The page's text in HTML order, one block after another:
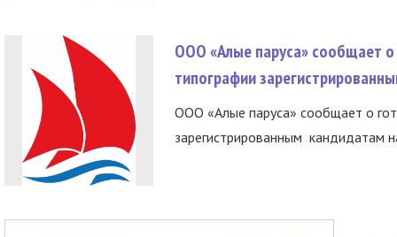
ООО «Алые паруса» сообщает о
типографии
ООО «Алые паруса» сообщает о
зарегистрированным кандидатам